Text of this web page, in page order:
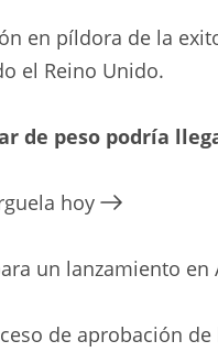
en píldora de la
el Reino Unido.
de peso podría
hoy
un lanzamiento en
de aprobación de